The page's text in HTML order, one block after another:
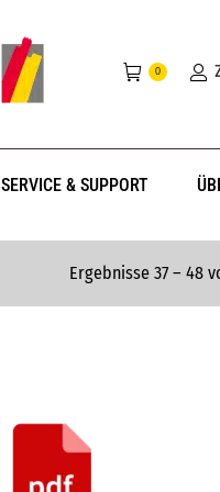
0
SERVICE & SUPPORT
Ergebnisse 37 – 48